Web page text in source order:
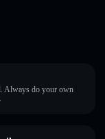
Always do your own